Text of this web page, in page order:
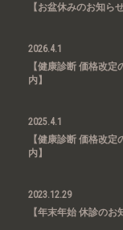
【お盆休みのお知らせ
2026.4.1
【健康診断 価格改定
内】
2025.4.1
【健康診断 価格改定
内】
2023.12.29
【年末年始 休診のお